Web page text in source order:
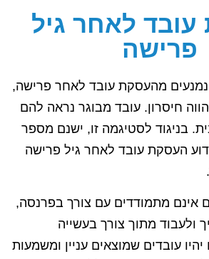
לאחר גיל
פרישה
נמנעים מהעסקת עובד לאחר פרישה,
חיסרון. עובד מבוגר נראה להם
בניגוד לסטיגמה זו, ישנם מספר
העסקת עובד לאחר גיל פרישה
אינם מתמודדים עם צורך בפרנסה,
ולעבוד מתוך צורך בעשייה
עובדים שמוצאים עניין ומשמעות